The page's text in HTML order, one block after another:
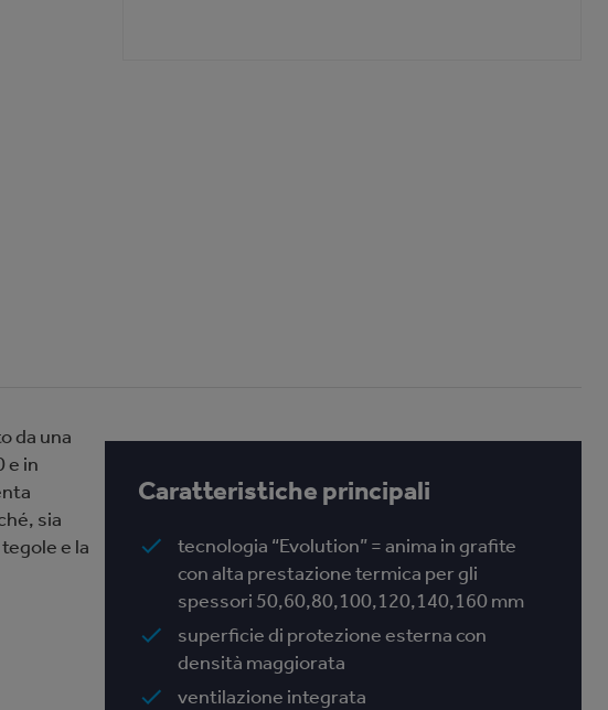
da una
e in
sia
e la
Caratteristiche principali
tecnologia “Evolution” = anima in grafite
con alta prestazione termica per gli
spessori 50,60,80,100,120,140,160 mm
superficie di protezione esterna con
densità maggiorata
ventilazione integrata